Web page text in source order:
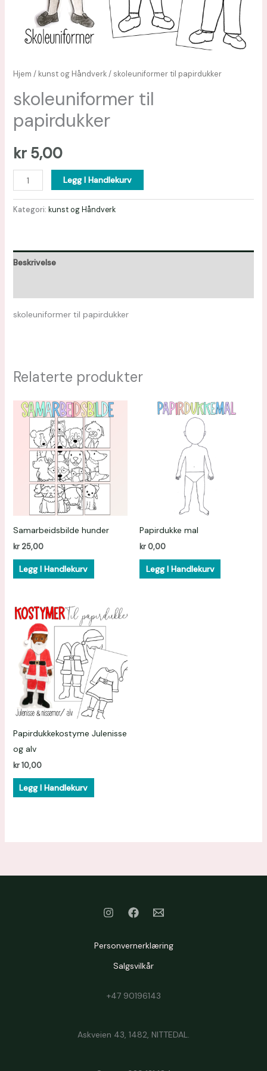
Hjem / kunst og Håndverk/ skoleuniformer til papirdukker
skoleuniformer til
papirdukker
kr5,00
Legg I Handlekurv
Kategori: kunst og Håndverk
Beskrivelse
skoleuniformer til papirdukker
Relaterte produkter
Samarbeidsbilde hunder
kr25,00
Legg I Handlekurv
Papirdukke mal
kr0,00
Legg I Handlekurv
Papirdukkekostyme Julenisse
og alv
kr10,00
Legg I Handlekurv
Personvernerklæring
Salgsvilkår
+47 90196143
Askveien 43, 1482, NITTEDAL.